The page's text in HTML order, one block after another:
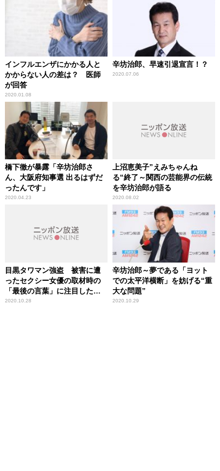
インフルエンザにかかる人と
かからない人の差は？ 医師
が回答
2020.01.08
辛坊治郎、早速引退宣言！？
2020.07.06
橋下徹が暴露「辛坊治郎さ
ん、大阪府知事選 出るはずだ
ったんです」
2020.04.23
上沼恵美子”えみちゃんね
る“終了～関西の芸能界の伝統
を辛坊治郎が語る
2020.08.02
目黒タワマン強盗 被害に遭
ったセクシー女優の取材時の
「最後の言葉」に注目した辛
坊治郎
2020.10.28
辛坊治郎～夢である「ヨット
での太平洋横断」を妨げる“重
大な問題”
2020.10.29